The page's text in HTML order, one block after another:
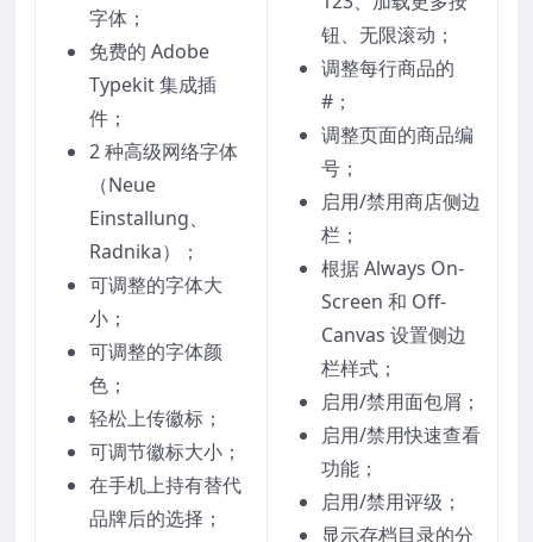
字体；
免费的 Adob​​e
Typekit 集成插
件；
2 种高级网络字体
（Neue
Einstallung、
Radnika）；
可调整的字体大
小；
可调整的字体颜
色；
轻松上传徽标；
可调节徽标大小；
在手机上持有替代
品牌后的选择；
钮、无限滚动；
调整每行商品的
#；
调整页面的商品编
号；
启用/禁用商店侧边
栏；
根据 Always On-
Screen 和 Off-
Canvas 设置侧边
栏样式；
启用/禁用面包屑；
启用/禁用快速查看
功能；
启用/禁用评级；
显示存档目录的分